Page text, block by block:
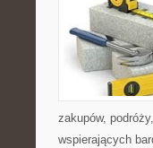
zakupów,
wspierających